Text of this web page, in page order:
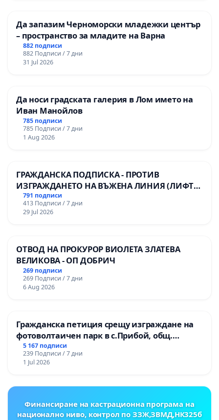
Да запазим Черноморски младежки център
– пространство за младите на Варна
882 подписи
882 Подписи / 7 дни
31 Jul 2026
Да носи градската галерия в Лом името на
Иван Манойлов
785 подписи
785 Подписи / 7 дни
1 Aug 2026
ГРАЖДАНСКА ПОДПИСКА - ПРОТИВ
ИЗГРАЖДАНЕТО НА ВЪЖЕНА ЛИНИЯ (ЛИФТ)
НА ТЕРИТОРИЯТА НА ПРИРОДНА
ЗАБЕЛЕЖИТЕЛНОСТ „ХЪЛМ НА
ОСВОБОДИТЕЛИТЕ“ (БУНАРДЖИК)
791 подписи
413 Подписи / 7 дни
29 Jul 2026
ОТВОД НА ПРОКУРОР ВИОЛЕТА ЗЛАТЕВА
ВЕЛИКОВА - ОП ДОБРИЧ
269 подписи
269 Подписи / 7 дни
6 Aug 2026
Гражданска петиция срещу изграждане на
фотоволтаичен парк в с.Прибой, общ.
Радомир
5 167 подписи
239 Подписи / 7 дни
1 Jul 2026
Финансиране на кастрационна програма на
национално ниво, контрол по ЗЗЖ,ЗВМД,НК325б